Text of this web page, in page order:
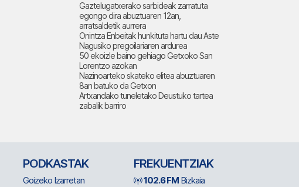
Gaztelugatxerako sarbideak zarratuta
egongo dira abuztuaren 12an,
arratsaldetik aurrera
Onintza Enbeitak hunkituta hartu dau Aste
Nagusiko pregoilariaren ardurea
50 ekoizle baino gehiago Getxoko San
Lorentzo azokan
Nazinoarteko skateko elitea abuztuaren
8an batuko da Getxon
Artxandako tuneletako Deustuko tartea
zabalik barriro
PODKASTAK
Goizeko Izarretan
FREKUENTZIAK
102.6 FM Bizkaia